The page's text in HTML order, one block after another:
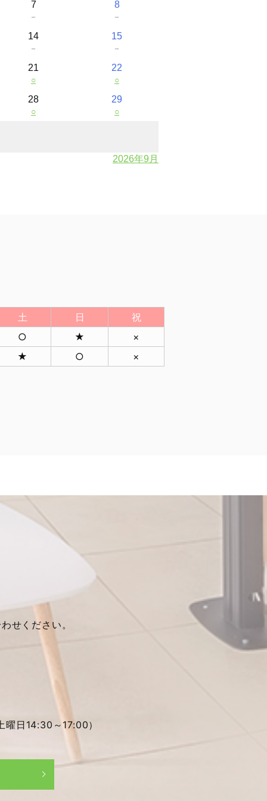
7
－
8
－
14
－
15
－
21
○
22
○
28
○
29
○
2026年9月
土 日
祝
○ ★
×
★ ○ ×
せください。
日14:30～17:00）